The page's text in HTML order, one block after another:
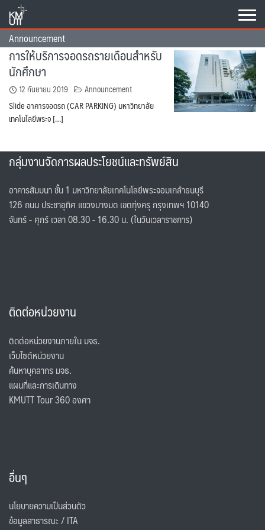
content
Announcement
การให้บริการจอดรถรายเดือนสำหรับ
นักศึกษา
12 กันยายน 2019 Announcement
Slide อาคารจอดรถ (CAR PARKING) มหาวิทยาลัย
เทคโนโลยีพระจ […]
กลุ่มงานจัดการผลประโยชน์และทรัพย์สิน
อาคารสัมมนา ชั้น 1 มหาวิทยาลัยเทคโนโลยีพระจอมเกล้าธนบุรี
126 ถนน ประชาอุทิศ แขวงบางมด เขตทุ่งครุ กรุงเทพฯ 10140
จันทร์ - ศุกร์ เวลา 08.30 - 16.30 น. (ในวันเวลาราชการ)
ติดต่อหน่วยงาน
ติดต่อหน่วยงานภายใน มจธ.
เว็บไซต์หน่วยงาน
ค้นหาบุคลากร มจธ.
แผนที่และการเดินทาง
KMUTT Tour 360 องศา
อื่นๆ
นโยบายความเป็นส่วนตัว
ข้อมูลสาธารณะ / ITA